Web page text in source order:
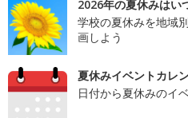
2026年の夏休みはい
学校の夏休みを地域
画しよう
夏休みイベントカレ
日付から夏休みのイ